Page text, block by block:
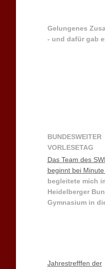
Gelungenes
- und dafür gab
BUNDESWEITER
VORLESETAG
Das Team des
beginnt bei
begleitete mich
Heidelberger
Gymnasium in
Jahrestrefffen der